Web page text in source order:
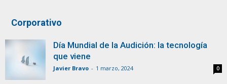
Corporativo
Día Mundial de la Audición: la tecnología
que viene
Javier Bravo - 1 marzo, 2024 0